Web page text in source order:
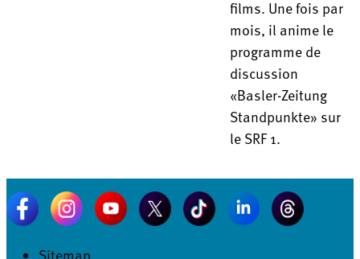
films. Une fois par
mois, il anime le
programme de
discussion
«Basler-Zeitung
Standpunkte» sur
le SRF 1.